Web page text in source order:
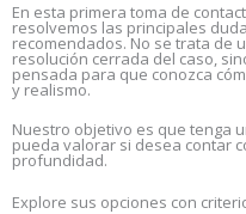
En esta primera toma de
resolvemos las principales
recomendados. No se trata de
resolución cerrada del caso,
pensada para que conozca
y realismo.
Nuestro objetivo es que tenga
pueda valorar si desea contar
profundidad.
Explore sus opciones con